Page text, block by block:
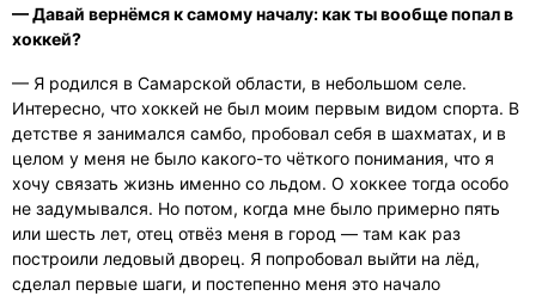
— Давай вернёмся к самому началу: как ты вообще попал в
хоккей?
— Я родился в Самарской области, в небольшом селе.
Интересно, что хоккей не был моим первым видом спорта. В
детстве я занимался самбо, пробовал себя в шахматах, и в
целом у меня не было какого-то чёткого понимания, что я
хочу связать жизнь именно со льдом. О хоккее тогда особо
не задумывался. Но потом, когда мне было примерно пять
или шесть лет, отец отвёз меня в город — там как раз
построили ледовый дворец. Я попробовал выйти на лёд,
сделал первые шаги, и постепенно меня это начало